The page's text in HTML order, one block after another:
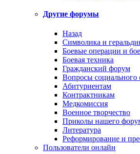
Другие форумы
Назад
Символика и
Боевые операции и
Боевая техника
Гражданский форум
Вопросы социального
Абитуриентам
Контрактникам
Медкомиссия
Военное творчество
Приколы нашего
Литература
Реформирование и
Пользователи онлайн